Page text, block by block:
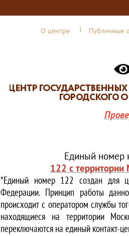
О центре Публичные
Единый номер
122 с
*Единый номер 122 создан для
Федерации. Принцип работы
происходит с оператором службы
находящиеся на территории
переключаются на единый контакт-